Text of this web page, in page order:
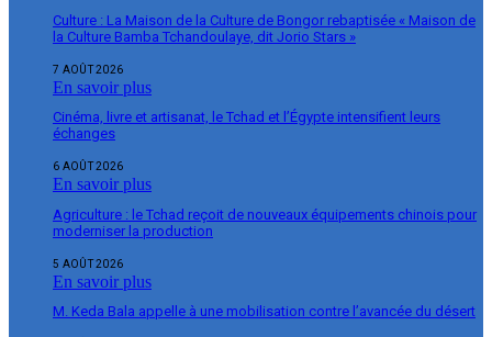
Culture : La Maison de la Culture de Bongor rebaptisée « Maison de
la Culture Bamba Tchandoulaye, dit Jorio Stars »
7 AOÛT 2026
En savoir plus
Cinéma, livre et artisanat, le Tchad et l’Égypte intensifient leurs
échanges
6 AOÛT 2026
En savoir plus
Agriculture : le Tchad reçoit de nouveaux équipements chinois pour
moderniser la production
5 AOÛT 2026
En savoir plus
M. Keda Bala appelle à une mobilisation contre l’avancée du désert